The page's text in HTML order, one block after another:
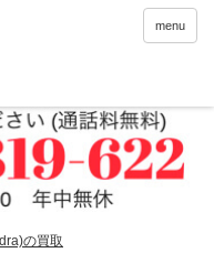
menu
の買取